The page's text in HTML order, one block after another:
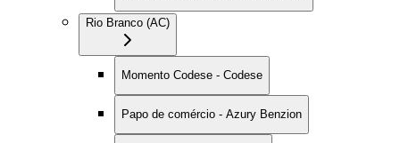
Rio Branco (AC)
Momento Codese - Codese
Papo de comércio - Azury Benzion